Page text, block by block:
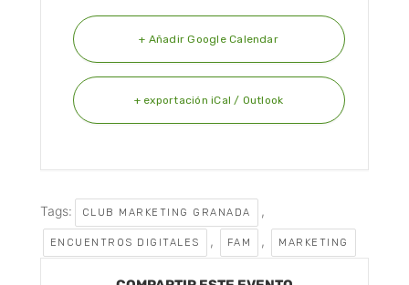
+ Añadir Google Calendar
+ exportación iCal / Outlook
Tags: CLUB MARKETING GRANADA ,
ENCUENTROS DIGITALES , FAM , MARKETING